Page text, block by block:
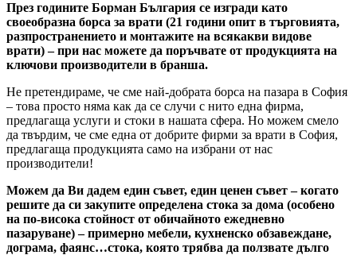
През годините Борман България се изгради като
своеобразна борса за врати (21 години опит в търговията,
разпространението и монтажите на всякакви видове
врати) – при нас можете да поръчвате от продукцията на
ключови производители в бранша.
Не претендираме, че сме най-добрата борса на пазара в София
– това просто няма как да се случи с нито една фирма,
предлагаща услуги и стоки в нашата сфера. Но можем смело
да твърдим, че сме една от добрите фирми за врати в София,
предлагаща продукцията само на избрани от нас
производители!
Можем да Ви дадем един съвет, един ценен съвет – когато
решите да си закупите определена стока за дома (особено
на по-висока стойност от обичайното ежедневно
пазаруване) – примерно мебели, кухненско обзавеждане,
дограма, фаянс…стока, която трябва да ползвате дълго